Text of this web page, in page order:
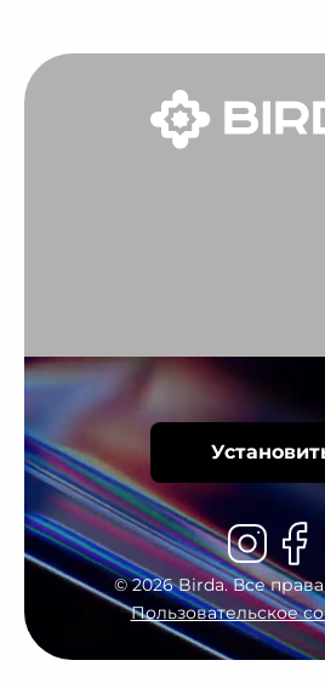
©2026Birda. Все
Пользовательское